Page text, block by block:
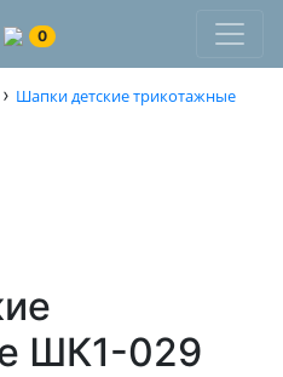
0
› Шапки детские трикотажные
ШК1-029